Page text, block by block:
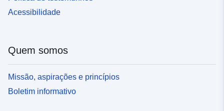
Acessibilidade
Quem somos
Missão, aspirações e princípios
Boletim informativo